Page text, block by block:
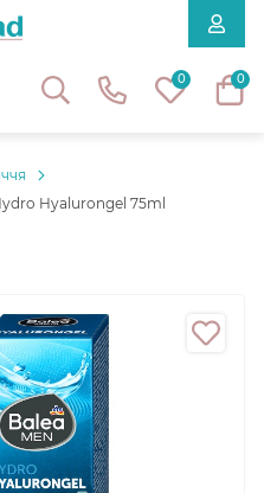
0 0
Hyalurongel 75ml